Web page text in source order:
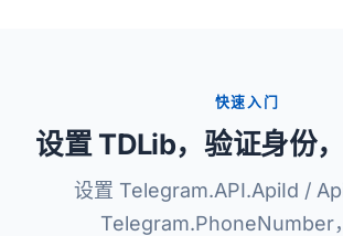
快速入门
设置 TDLib，验证身份
设置 Telegram.API.ApiId /
Telegram.PhoneNumber